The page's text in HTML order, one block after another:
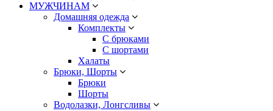
МУЖЧИНАМ
Домашняя одежда
Комплекты
С брюками
С шортами
Халаты
Брюки, Шорты
Брюки
Шорты
Водолазки, Лонгсливы